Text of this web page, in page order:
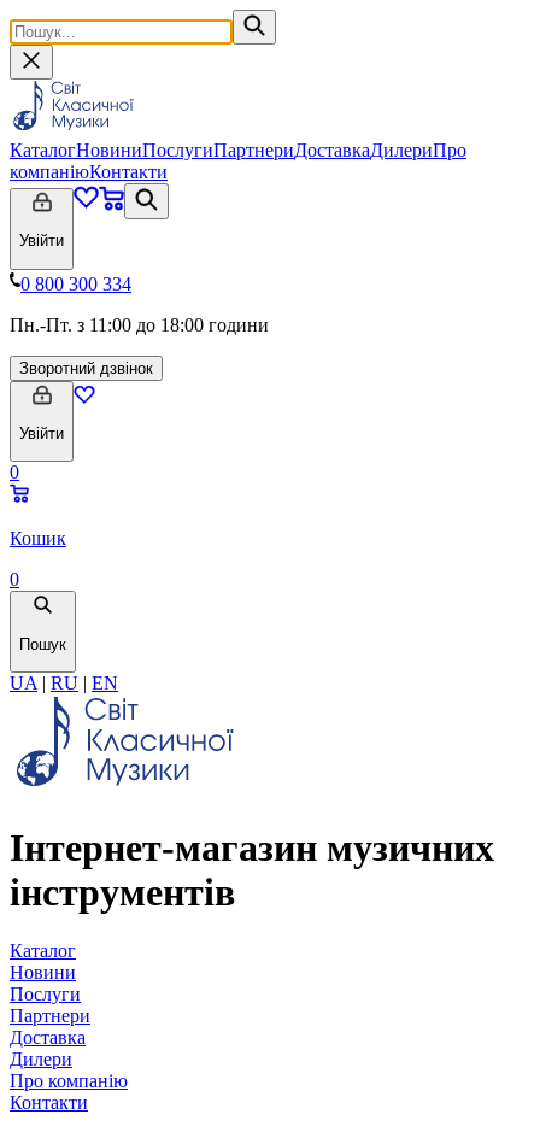
КаталогНовиниПослугиПартнериДоставкаДилериПро
компаніюКонтакти
Увійти
0 800 300 334
Пн.-Пт. з 11:00 до 18:00 години
Зворотний дзвінок
Увійти
0
Кошик
0
Пошук
UA | RU | EN
Інтернет-магазин музичних
інструментів
Каталог
Новини
Послуги
Партнери
Доставка
Дилери
Про компанію
Контакти